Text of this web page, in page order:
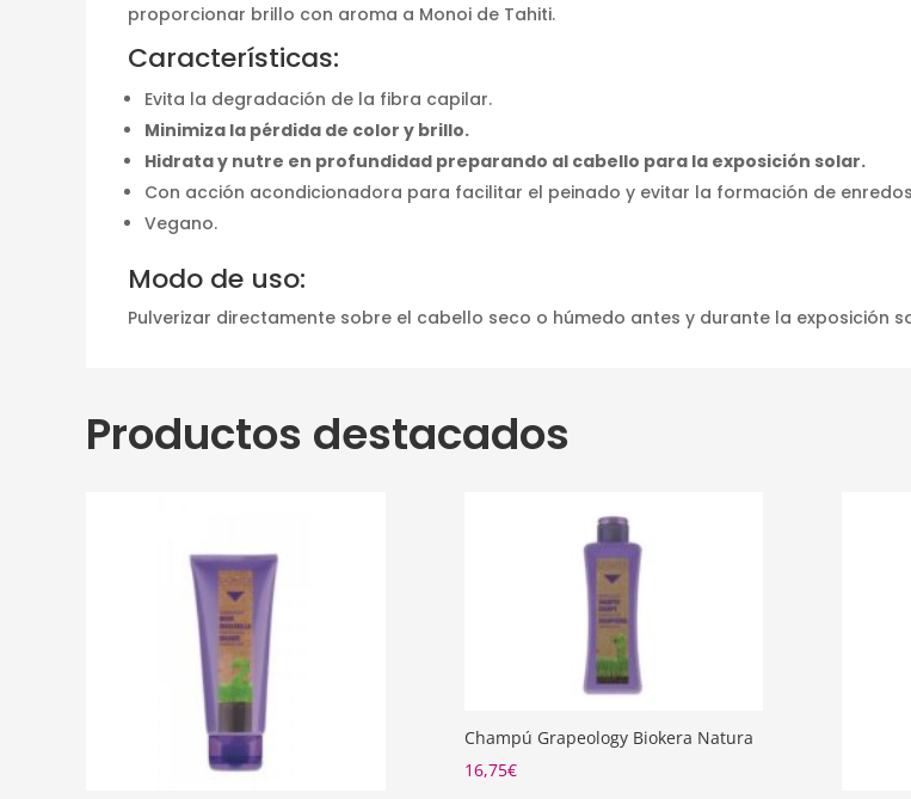
proporcionar brillo con aroma a Monoi de Tahiti.
Características:
Evita la degradación de la fibra capilar.
Minimiza la pérdida de color y brillo.
Hidrata y nutre en profundidad preparando al cabello para la exposición solar.
Con acción acondicionadora para facilitar el peinado y evitar la formación de
Vegano.
Modo de uso:
Pulverizar directamente sobre el cabello seco o húmedo antes y durante la exposición
Productos destacados
Champú Grapeology Biokera Natura
16,75€